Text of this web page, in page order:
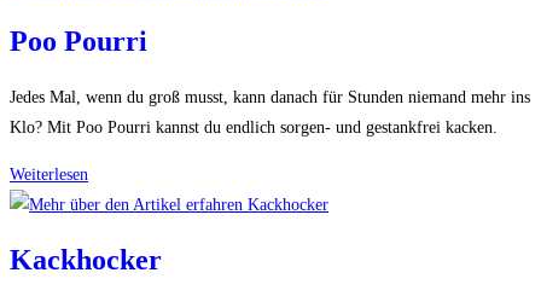
aus-
einzuklappen
Poo Pourri
Jedes Mal, wenn du groß musst, kann danach für Stunden niemand mehr ins
Klo? Mit Poo Pourri kannst du endlich sorgen- und gestankfrei kacken.
Weiterlesen
Pourri
Kackhocker